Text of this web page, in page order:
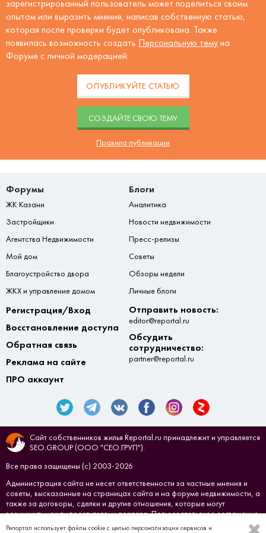
Репортал использует файлы cookie с целью персонализации сервисов и
зарегистрированный пользователь может поделиться своим
опытом или выразить мнение, написав собственную статью,
которая после проверки будет опубликована. Также
появилась возможность создать Персональную тему на
Форуме с личной модерацией.
ОПУБЛИКУЙТЕ СТАТЬЮ
CОЗДАЙТЕ СВОЮ ТЕМУ
Правила публикации
Форумы
ЖК Казани
Застройщики
Агентства Недвижимости
Мой дом
Благоустройство двора
ЖКХ и управление домом
Блоги
Аналитика
Новости недвижимости
Пресс-релизы
Советы
Обзоры недели
Личные блоги
Регистрация/Вход
Восстановление доступа
Обратная связь
Реклама на сайте
ПРО аккаунт
Отправить новость:
editor@reportal.ru
Обсудить
сотрудничество:
partner@reportal.ru
Сайт собственников жилья Reportal.ru принадлежит и управляется
SEO.GROUP (ООО "СЕО.ГРУП").
Все права защищены (с) 2003-2026
Администрация сайта не несет ответственности за частные мнения и
советы, высказанные на страницах сайта и на форуме недвижимости, а
также за договоры, сделки и другие отношения, которые могут
возникнуть между посетителями портала.Пользовательское соглашение